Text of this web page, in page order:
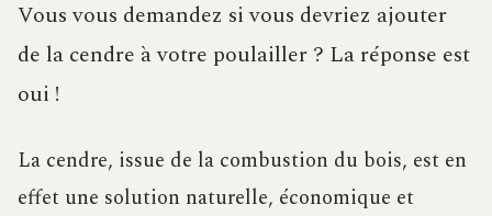
Vous vous demandez si vous devriez ajouter
de la cendre à votre poulailler ? La réponse est
oui !
La cendre, issue de la combustion du bois, est en
effet une solution naturelle, économique et